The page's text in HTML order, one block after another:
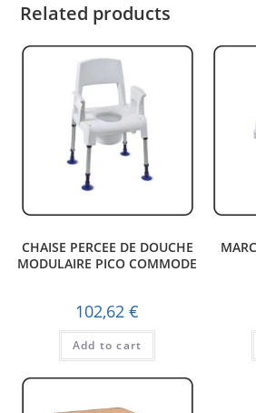
Related products
CHAISE PERCEE DE DOUCHE
MODULAIRE PICO COMMODE
102,62€
Add to cart